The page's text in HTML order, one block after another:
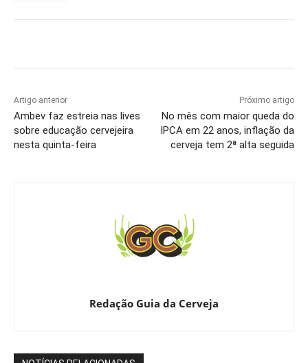
Artigo anterior
Ambev faz estreia nas lives
sobre educação cervejeira
nesta quinta-feira
Próximo artigo
No mês com maior queda do
IPCA em 22 anos, inflação da
cerveja tem 2ª alta seguida
Redação Guia da Cerveja